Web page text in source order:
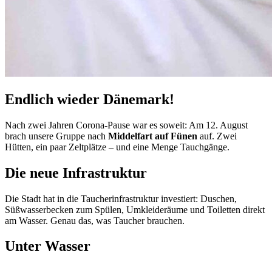
Endlich wieder Dänemark!
Nach zwei Jahren Corona-Pause war es soweit: Am 12. August
brach unsere Gruppe nach Middelfart auf Fünen auf. Zwei
Hütten, ein paar Zeltplätze – und eine Menge Tauchgänge.
Die neue Infrastruktur
Die Stadt hat in die Taucherinfrastruktur investiert: Duschen,
Süßwasserbecken zum Spülen, Umkleideräume und Toiletten direkt
am Wasser. Genau das, was Taucher brauchen.
Unter Wasser